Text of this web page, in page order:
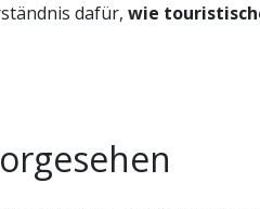
dafür, wie